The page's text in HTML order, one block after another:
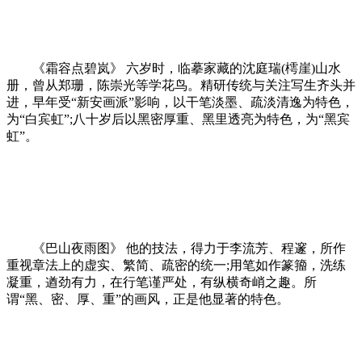
《霜容点碧岚》 六岁时，临摹家藏的沈庭瑞(樗崖)山水
册，曾从郑珊，陈崇光等学花鸟。精研传统与关注写生齐头并
进，早年受“新安画派”影响，以干笔淡墨、疏淡清逸为特色，
为“白宾虹”;八十岁后以黑密厚重、黑里透亮为特色，为“黑宾
虹”。
《巴山夜雨图》 他的技法，得力于李流芳、程邃，所作
重视章法上的虚实、繁简、疏密的统一;用笔如作篆籀，洗练
凝重，遒劲有力，在行笔谨严处，有纵横奇峭之趣。所
谓“黑、密、厚、重”的画风，正是他显著的特色。